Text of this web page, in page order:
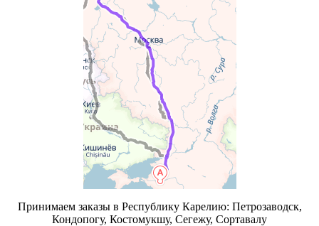
Принимаем заказы в Республику Карелию: Петрозаводск,
Кондопогу, Костомукшу, Сегежу, Сортавалу